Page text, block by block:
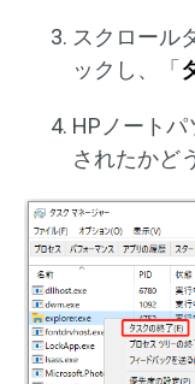
スクロール
ックし、「
HPノート
されたかど